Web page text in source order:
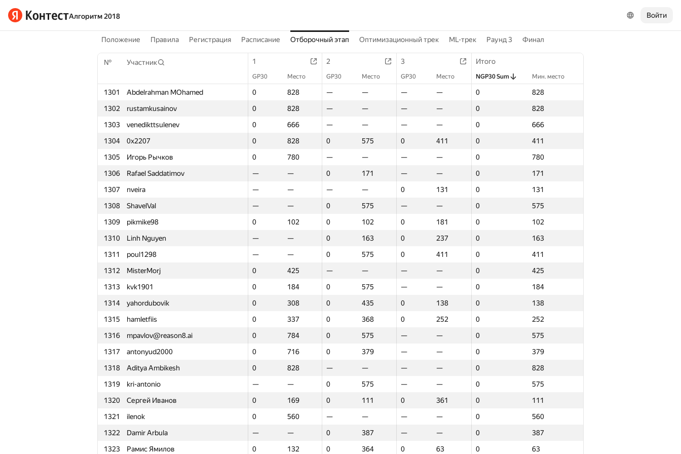
Алгоритм 2018 Войти
Положение Правила Регистрация Расписание Отборочный этап Оптимизационный трек ML-трек Раунд 3 Финал
№ Участник 1 2 3 Итого
GP30 Место GP30 Место GP30 Место NGP30 Sum Мин. место
1301 Abdelrahman MOhamed 0 828 — — — — 0
828
1302
rustamkusainov 0 828 — — — — 0
828
1303
venedikttsulenev 0 666 — — — — 0
666
1304
0x2207 0 828 0 575 0 411 0
411
1305
Игорь Рычков 0 780 — — — — 0
780
1306
Rafael Saddatimov — — 0 171 — — 0
171
1307
nveira — — — — 0 131 0
131
1308
ShavelVal — — 0 575 — — 0
575
1309
pikmike98 0 102 0 102 0 181 0
102
1310
Linh Nguyen — — 0 163 0 237 0
163
1311
poul1298 — — 0 575 0 411 0
411
1312
MisterMorj 0 425 — — — — 0
425
1313
kvk1901 0 184 0 575 — — 0
184
1314
yahordubovik 0 308 0 435 0 138 0
138
1315
hamletfiis 0 337 0 368 0 252 0
252
1316
mpavlov@reason8.ai 0 784 0 575 — — 0
575
1317
antonyud2000 0 716 0 379 — — 0
379
1318
Aditya Ambikesh 0 828 — — — — 0
828
1319
kri-antonio — — 0 575 — — 0
575
1320
Сергей Иванов 0 169 0 111 0 361 0
111
1321
ilenok 0 560 — — — — 0
560
1322
Damir Arbula — — 0 387 — — 0
387
1323
Рамис Ямилов 0 132 0 364 0 63 0
63
№ Участник 2 Итого
GP30 Место GP30 Место GP30 Место NGP30 Sum Мин. место